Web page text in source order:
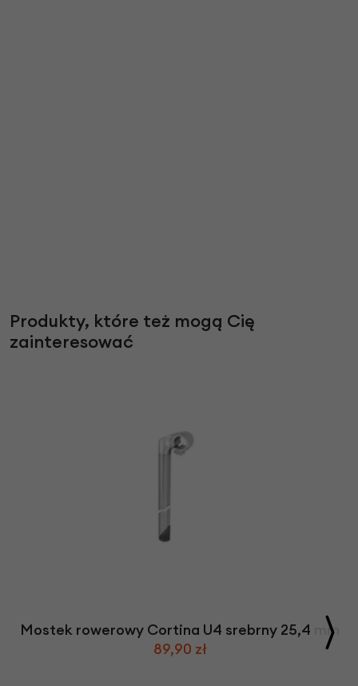
Produkty, które też mogą Cię
zainteresować
Mostek rowerowy Cortina U4 srebrny 25,4 mm
89,90 zł